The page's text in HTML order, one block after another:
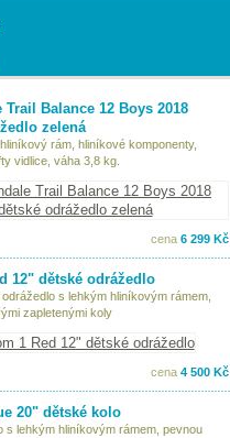
Trail Balance 12 Boys 2018
zelená
rám, hliníkové komponenty,
vidlice, váha 3,8 kg.
cena 6 299 Kč
12" dětské odrážedlo
s lehkým hliníkovým rámem,
zapletenými koly
cena 4 500 Kč
20" dětské kolo
s lehkým hliníkovým rámem, pevnou